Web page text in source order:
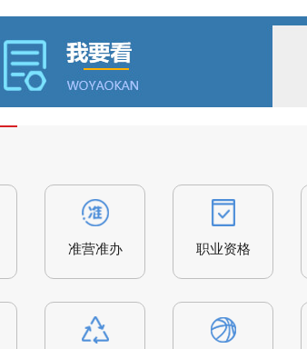
准营准办 职业资格